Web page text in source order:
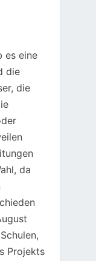
es eine
die
die
da
Projekts